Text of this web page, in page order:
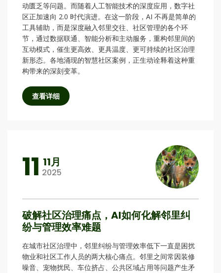
动匮乏等问题。而随着人工智能技术的深度应用，数字社
区正加速向 2.0 时代演进。在这一阶段，AI 不再是简单的
工具辅助，而是深度融入邻里交往、社区管理的各个环
节，通过数据联通、智能分析和主动服务，重构邻里间的
互动模式，催生更高效、更具温度、更可持续的社区治理
新形态。各地涌现的智慧社区案例，正生动诠释着这种重
构带来的深刻变革。
查看详细
11 11月
2025
破解社区治理痛点，AI如何化解邻里纠
纷与管理效率难题
在城市社区治理中，邻里纠纷与管理效率低下一直是困扰
物业和社区工作人员的两大核心痛点。邻里之间常因装修
噪音、宠物扰民、车位挤占、公共区域占用等问题产生矛